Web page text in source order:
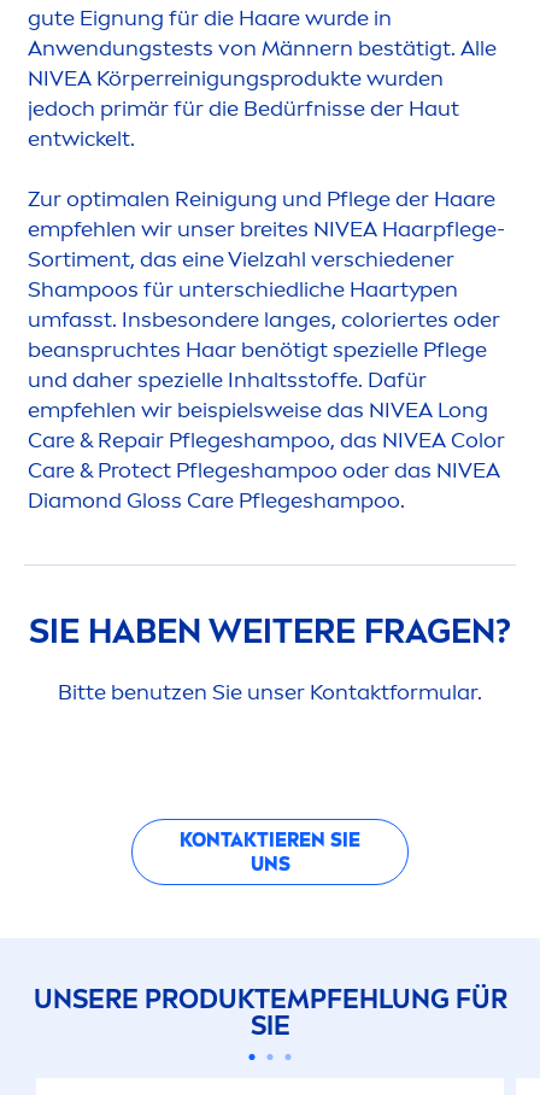
gute Eignung für die Haare wurde in
Anwendungstests von Männern bestätigt. Alle
NIVEA Körperreinigungsprodukte wurden
jedoch primär für die Bedürfnisse der Haut
entwickelt.
Zur optimalen Reinigung und Pflege der Haare
empfehlen wir unser breites NIVEA Haarpflege-
Sortiment, das eine Vielzahl verschiedener
Shampoos für unterschiedliche Haartypen
umfasst. Insbesondere langes, coloriertes oder
beanspruchtes Haar benötigt spezielle Pflege
und daher spezielle Inhaltsstoffe. Dafür
empfehlen wir beispielsweise das NIVEA Long
Care&Repair Pflegeshampoo, das NIVEA Color
Care&Protect Pflegeshampoo oder das NIVEA
Diamond Gloss Care Pflegeshampoo.
SIE HABEN WEITERE FRAGEN?
Bitte benutzen Sie unser Kontaktformular.
KONTAKTIEREN SIE
UNS
UNSERE PRODUKTEMPFEHLUNG FÜR
SIE